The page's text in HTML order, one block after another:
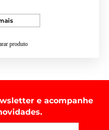
produto
e acompanhe